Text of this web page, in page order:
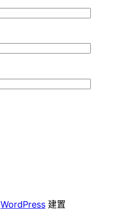
WordPress 建置